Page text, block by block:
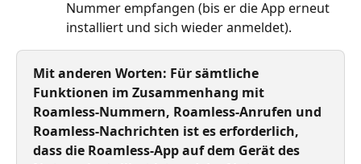
Nummer empfangen (bis er die App erneut
installiert und sich wieder anmeldet).
Mit anderen Worten: Für sämtliche
Funktionen im Zusammenhang mit
Roamless-Nummern, Roamless-Anrufen und
Roamless-Nachrichten ist es erforderlich,
dass die Roamless-App auf dem Gerät des